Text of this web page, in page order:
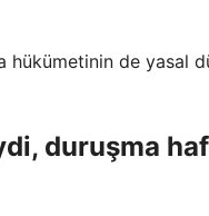
de yasal
duruşma